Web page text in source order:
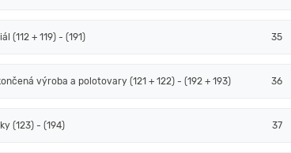
(112 + 119) - (191) 35
výroba a polotovary (121 + 122) - (192 + 193) 36
(123) - (194) 37